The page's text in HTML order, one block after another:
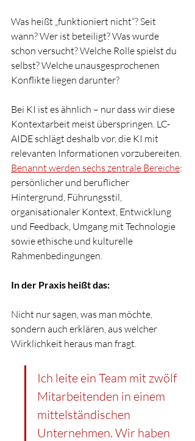
Was heißt „funktioniert nicht“? Seit
wann? Wer ist beteiligt? Was wurde
schon versucht? Welche Rolle spielst du
selbst? Welche unausgesprochenen
Konflikte liegen darunter?
Bei KI ist es ähnlich – nur dass wir diese
Kontextarbeit meist überspringen. LC-
AIDE schlägt deshalb vor, die KI mit
relevanten Informationen vorzubereiten.
Benannt werden sechs zentrale Bereiche:
persönlicher und beruflicher
Hintergrund, Führungsstil,
organisationaler Kontext, Entwicklung
und Feedback, Umgang mit Technologie
sowie ethische und kulturelle
Rahmenbedingungen.
In der Praxis heißt das:
Nicht nur sagen, was man möchte,
sondern auch erklären, aus welcher
Wirklichkeit heraus man fragt.
Ich leite ein Team mit zwölf
Mitarbeitenden in einem
mittelständischen
Unternehmen. Wir haben